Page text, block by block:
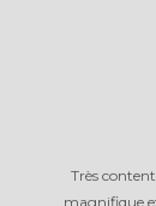
Très
magnifique